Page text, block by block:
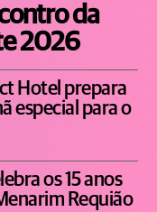
da
2026
Hotel prepara
especial para o
os 15 anos
Requião